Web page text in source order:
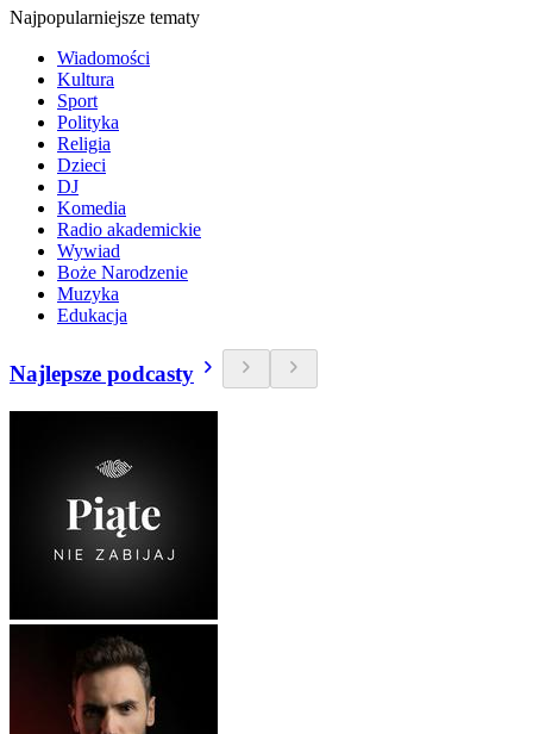
Najpopularniejsze tematy
Wiadomości
Kultura
Sport
Polityka
Religia
Dzieci
DJ
Komedia
Radio akademickie
Wywiad
Boże Narodzenie
Muzyka
Edukacja
Najlepsze podcasty